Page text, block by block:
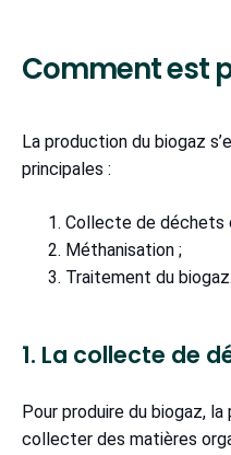
Comment est
La production du biogaz
principales :
Collecte de déchets
Méthanisation ;
Traitement du biogaz.
1. La collecte de
Pour produire du biogaz,
collecter des matières